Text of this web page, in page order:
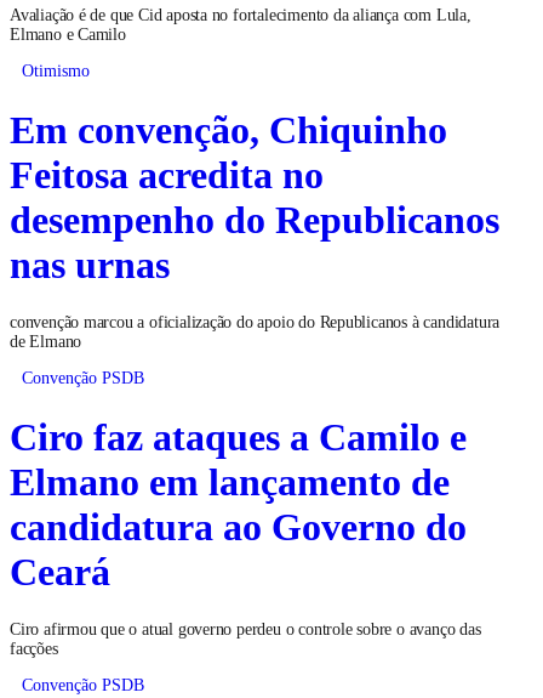
Avaliação é de que Cid aposta no fortalecimento da aliança com Lula,
Elmano e Camilo
Otimismo
Em convenção, Chiquinho
Feitosa acredita no
desempenho do Republicanos
nas urnas
convenção marcou a oficialização do apoio do Republicanos à candidatura
de Elmano
Convenção PSDB
Ciro faz ataques a Camilo e
Elmano em lançamento de
candidatura ao Governo do
Ceará
Ciro afirmou que o atual governo perdeu o controle sobre o avanço das
facções
Convenção PSDB